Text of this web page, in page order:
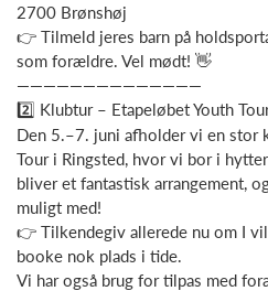
2700 Brønshøj
👉 Tilmeld jeres barn på
som forældre. Vel mødt! 👋
——————————————
2️⃣ Klubtur – Etapeløbet Youth
Den 5.–7. juni afholder vi en stor
Tour i Ringsted, hvor vi bor i
bliver et fantastisk arrangement,
muligt med!
👉 Tilkendegiv allerede nu om I
booke nok plads i tide.
Vi har også brug for tilpas med